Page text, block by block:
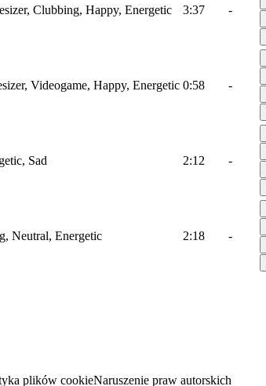
Clubbing, Happy, Energetic 3:37 -
Videogame, Happy, Energetic 0:58 -
Sad 2:12 -
Neutral, Energetic 2:18 -
plików cookieNaruszenie praw autorskich